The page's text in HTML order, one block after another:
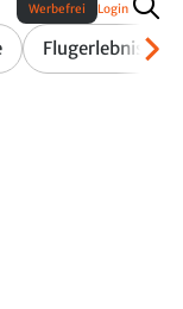
Flugerlebnis
Werbefrei Login